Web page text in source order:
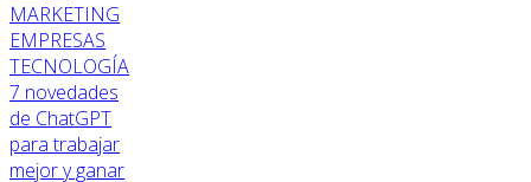
MARKETING
EMPRESAS
TECNOLOGÍA
7 novedades
de ChatGPT
para trabajar
mejor y ganar